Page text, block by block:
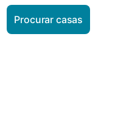
Procurar casas